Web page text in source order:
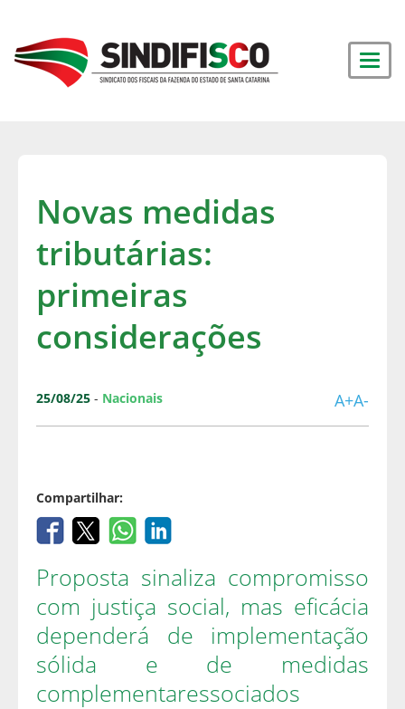
Novas medidas
tributárias:
primeiras
considerações
25/08/25 - Nacionais A+A-
Compartilhar:
Proposta sinaliza compromisso
com justiça social, mas eficácia
dependerá de implementação
sólida e de medidas
complementaressociados